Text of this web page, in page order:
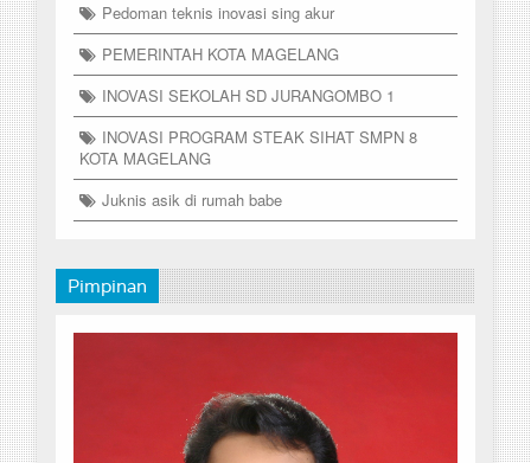
Pedoman teknis inovasi sing akur
PEMERINTAH KOTA MAGELANG
INOVASI SEKOLAH SD JURANGOMBO 1
INOVASI PROGRAM STEAK SIHAT SMPN 8
KOTA MAGELANG
Juknis asik di rumah babe
Pimpinan